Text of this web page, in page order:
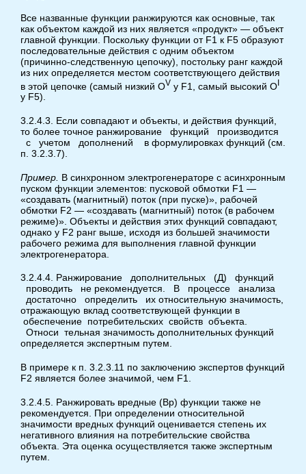
Все названные функции ранжируются как основные, так
как объектом каждой из них является «продукт» — объект
главной функции. Поскольку функции от F1 к F5 образуют
последовательные действия с одним объектом
(причинно-следственную цепочку), постольку ранг каждой
из них определяется местом соответствующего действия
в этой цепочке (самый низкий OV у F1, самый высокий ОI
у F5).
3.2.4.3. Если совпадают и объекты, и действия функций,
то более точное ранжирование функций производится
с учетом дополнений в формулировках функций (см.
п. 3.2.3.7).
Пример. В синхронном электрогенераторе с асинхронным
пуском функции элементов: пусковой обмотки F1 —
«создавать (магнитный) поток (при пуске)», рабочей
обмотки F2 — «создавать (магнитный) поток (в рабочем
режиме)». Объекты и действия этих функций совпадают,
однако у F2 ранг выше, исходя из большей значимости
рабочего режима для выполнения главной функции
электрогенератора.
3.2.4.4. Ранжирование дополнительных (Д) функций
проводить не рекомендуется. В процессе анализа
достаточно определить их относительную значимость,
отражающую вклад соответствующей функции в
обеспечение потребительских свойств объекта.
Относи тельная значимость дополнительных функций
определяется экспертным путем.
В примере к п. 3.2.3.11 по заключению экспертов функций
F2 является более значимой, чем F1.
3.2.4.5. Ранжировать вредные (Вр) функции также не
рекомендуется. При определении относительной
значимости вредных функций оценивается степень их
негативного влияния на потребительские свойства
объекта. Эта оценка осуществляется также экспертным
путем.